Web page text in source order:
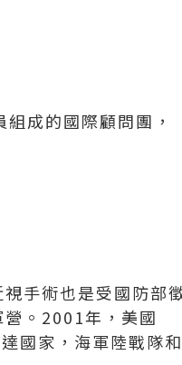
成的國際顧問團，
手術也是受國防部
。2001年，美國
國家，海軍陸戰隊和